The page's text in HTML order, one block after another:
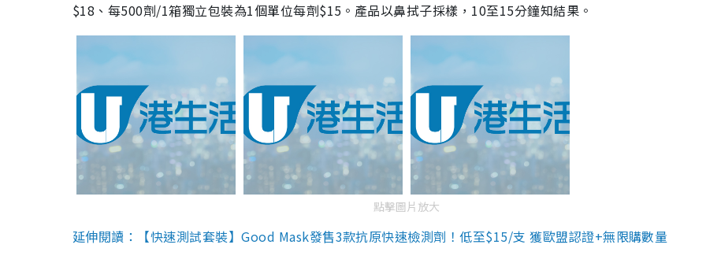
$18、每500劑/1箱獨立包裝為1個單位每劑$15。產品以鼻拭子採樣，10至15分鐘知結果。
點擊圖片放大
延伸閱讀：【快速測試套裝】Good Mask發售3款抗原快速檢測劑！低至$15/支 獲歐盟認證+無限購數量